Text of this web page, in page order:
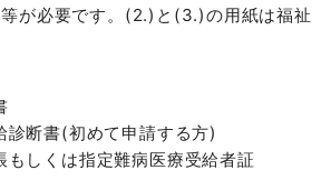
が必要です。(2.)と(3.)の用紙は福祉
診断書(初めて申請する方)
もしくは指定難病医療受給者証